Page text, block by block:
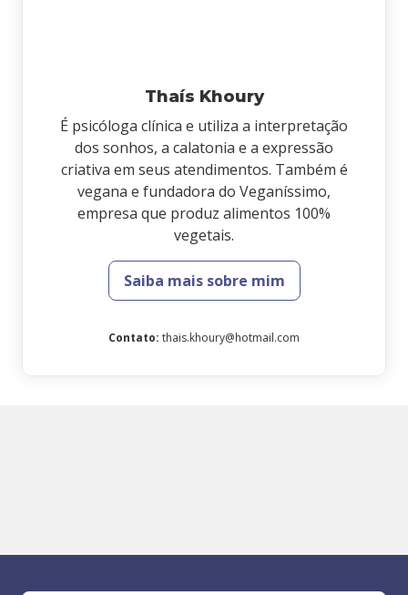
Thaís Khoury
É psicóloga clínica e utiliza a interpretação
dos sonhos, a calatonia e a expressão
criativa em seus atendimentos. Também é
vegana e fundadora do Veganíssimo,
empresa que produz alimentos 100%
vegetais.
Saiba mais sobre mim
Contato: thais.khoury@hotmail.com